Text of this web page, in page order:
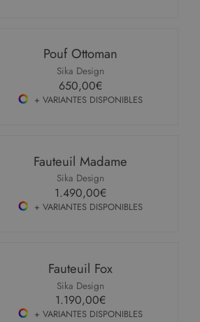
Pouf Ottoman
Sika Design
650,00€
+ VARIANTES DISPONIBLES
Fauteuil Madame
Sika Design
1.490,00€
+ VARIANTES DISPONIBLES
Fauteuil Fox
Sika Design
1.190,00€
+ VARIANTES DISPONIBLES